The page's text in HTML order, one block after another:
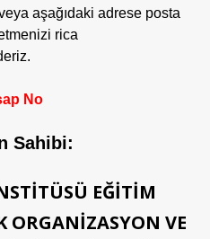
aşağıdaki adrese posta
rica
No
Sahibi:
EĞİTİM
ORGANİZASYON VE